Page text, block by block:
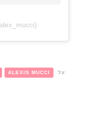
על ALEXIS MUCCI